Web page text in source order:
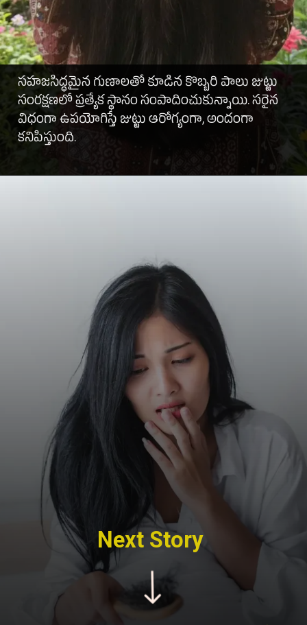
సహజసిద్ధమైన గుణాలతో కూడిన కొబ్బరి పాలు జుట్టు
సంరక్షణలో ప్రత్యేక స్థానం సంపాదించుకున్నాయి. సరైన
విధంగా ఉపయోగిస్తే జుట్టు ఆరోగ్యంగా, అందంగా
కనిపిస్తుంది.
Next Story